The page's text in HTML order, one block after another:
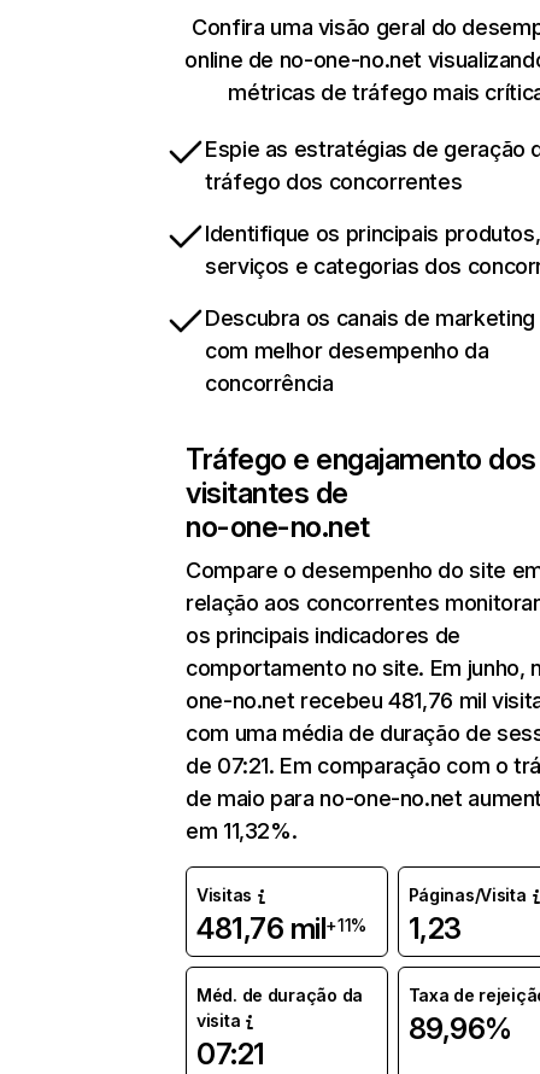
Confira uma visão geral do
online de no-one-no.net
métricas de tráfego mais
Espie as estratégias de geração
tráfego dos concorrentes
Identifique os principais produtos,
serviços e categorias dos
Descubra os canais de
com melhor desempenho da
concorrência
Tráfego e engajamento dos
visitantes de
no-one-no.net
Compare o desempenho do site
relação aos concorrentes
os principais indicadores de
comportamento no site. Em junho,
one-no.net recebeu 481,76 mil
com uma média de duração de
de 07:21. Em comparação com o
de maio para no-one-no.net
em 11,32%.
Visitas
481,76 mil+11%
Páginas/Visita
1,23
Méd. de duração da
visita
07:21
Taxa de
89,96%